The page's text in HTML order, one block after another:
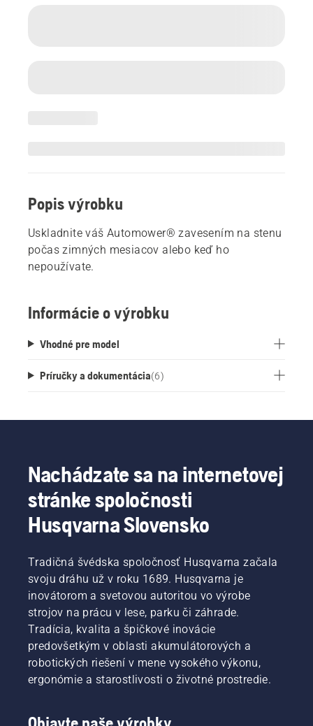
Popis výrobku
Uskladnite váš Automower® zavesením na stenu
počas zimných mesiacov alebo keď ho
nepoužívate.
Informácie o výrobku
Vhodné pre model
Príručky a dokumentácia(6)
Nachádzate sa na internetovej
stránke spoločnosti
Husqvarna Slovensko
Tradičná švédska spoločnosť Husqvarna začala
svoju dráhu už v roku 1689. Husqvarna je
inovátorom a svetovou autoritou vo výrobe
strojov na prácu v lese, parku či záhrade.
Tradícia, kvalita a špičkové inovácie
predovšetkým v oblasti akumulátorových a
robotických riešení v mene vysokého výkonu,
ergonómie a starostlivosti o životné prostredie.